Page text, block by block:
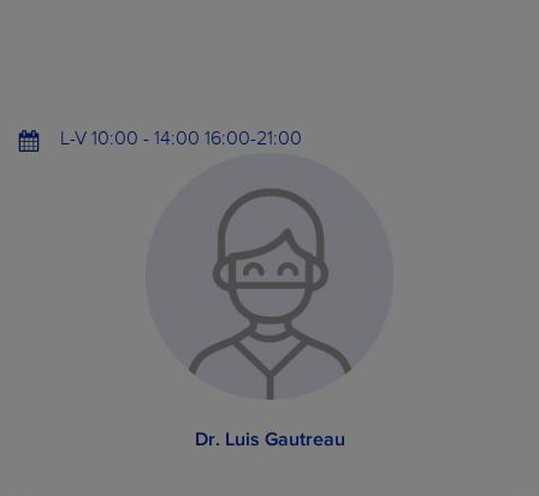
L-V 10:00 - 14:00 16:00-21:00
Dr. Luis Gautreau